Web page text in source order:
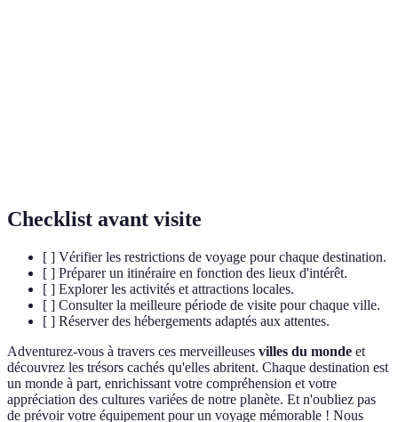
Checklist avant visite
[ ] Vérifier les restrictions de voyage pour chaque destination.
[ ] Préparer un itinéraire en fonction des lieux d'intérêt.
[ ] Explorer les activités et attractions locales.
[ ] Consulter la meilleure période de visite pour chaque ville.
[ ] Réserver des hébergements adaptés aux attentes.
Adventurez-vous à travers ces merveilleuses villes du monde et
découvrez les trésors cachés qu'elles abritent. Chaque destination est
un monde à part, enrichissant votre compréhension et votre
appréciation des cultures variées de notre planète. Et n'oubliez pas
de prévoir votre équipement pour un voyage mémorable ! Nous